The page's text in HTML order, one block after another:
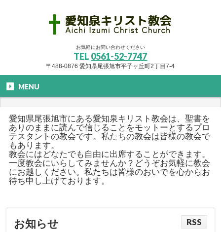
お気軽にお問い合わせください
TEL 0561-52-7747
〒488-0876 愛知県尾張旭市平子ヶ丘町2丁目7-4
MENU
愛知県尾張旭市にある愛知泉キリスト教会は、聖書を
ありのままに読んで信じることをモットーとするプロ
テスタントの教会です。私たちの教会は皆様の教会で
もあります。
教会にはどなたでも自由に出席することができます。
一度教会にいらしてみませんか？どうぞお気軽に教会
にお越しください。私たちは皆様のおいでを心からお
待ち申し上げております。
お知らせ RSS